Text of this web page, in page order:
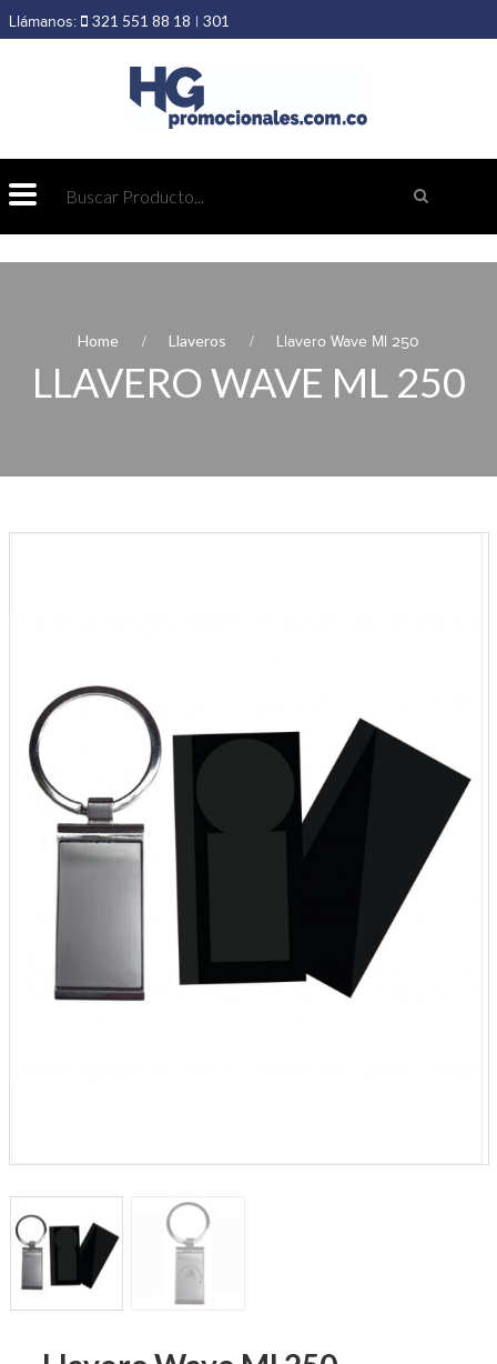
Llámanos: 321 551 88 18 | 301
Home Llaveros Llavero Wave Ml 250
LLAVERO WAVE ML 250